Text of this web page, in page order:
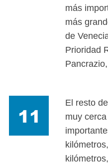
más
más
de
Prioridad
El resto
muy